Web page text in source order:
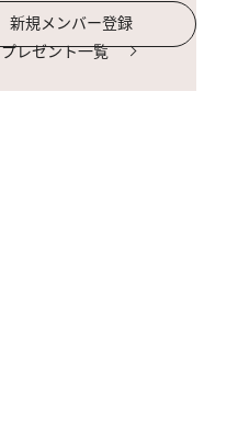
新規メンバー登録
プレゼント一覧